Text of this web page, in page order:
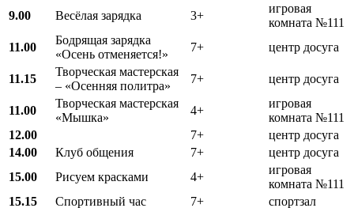
9.00
Весёлая зарядка 3+
игровая
комната №111
11.00
Бодрящая зарядка
«Осень отменяется!»
7+ центр досуга
11.15
Творческая мастерская
– «Осенняя политра»
7+ центр досуга
11.00
Творческая мастерская
«Мышка»
4+
игровая
комната №111
12.00
7+
центр досуга
14.00
Клуб общения 7+
центр досуга
15.00
Рисуем красками 4+
игровая
комната №111
15.15
Спортивный час 7+ спортзал